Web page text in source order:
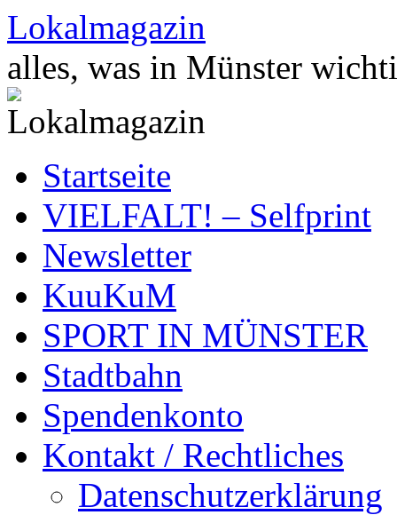
Zum
Inhalt
springen
Lokalmagazin
alles, was in Münster
Startseite
VIELFALT! – Selfprint
Newsletter
KuuKuM
SPORT IN MÜNSTER
Stadtbahn
Spendenkonto
Kontakt / Rechtliches
Datenschutzerklärung